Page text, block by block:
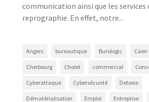
communication ainsi que les services
reprographie. En effet, notre...
Angers bureautique Burologic Caen
Cherbourg Cholet commercial
Cyberattaque Cybersécurité Detoxio
Dématérialisation Emploi Entreprise